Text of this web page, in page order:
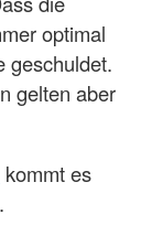
optimal
geschuldet.
gelten aber
kommt es